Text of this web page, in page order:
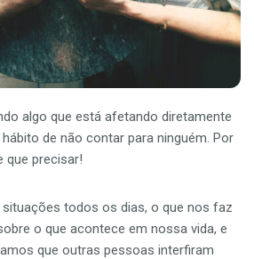
algo que está afetando diretamente
de não contar para ninguém. Por
que precisar!
todos os dias, o que nos faz
o que acontece em nossa vida, e
que outras pessoas interfiram